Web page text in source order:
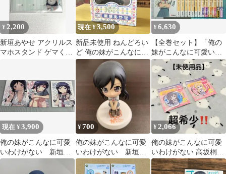
¥2,200
新垣あやせ アクリルス
マホスタンド ゲマくじ
現在 ¥3,500
新品未使用 ねんどろい
ど 俺の妹がこんなに可
愛いわけがない 新垣あ
¥6,630
【全巻セット】「俺の
妹がこんなに可愛いわ
けがない」1～14 全巻
セット
現在 ¥3,900
俺の妹がこんなに可愛
いわけがない 新垣あ
やせ ポストカード セッ
¥700
俺の妹がこんなに可愛
いわけがない 新垣あ
やせ ねんどろいど
¥2,066
俺の妹がこんなに可愛
いわけがない 高坂桐乃
新垣あやせ 缶バッジ